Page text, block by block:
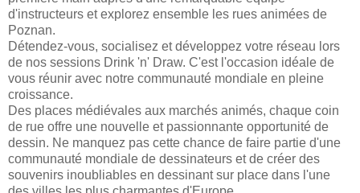
d'instructeurs et explorez ensemble les rues animées de
Poznan.
Détendez-vous, socialisez et développez votre réseau lors
de nos sessions Drink 'n' Draw. C'est l'occasion idéale de
vous réunir avec notre communauté mondiale en pleine
croissance.
Des places médiévales aux marchés animés, chaque coin
de rue offre une nouvelle et passionnante opportunité de
dessin. Ne manquez pas cette chance de faire partie d'une
communauté mondiale de dessinateurs et de créer des
souvenirs inoubliables en dessinant sur place dans l'une